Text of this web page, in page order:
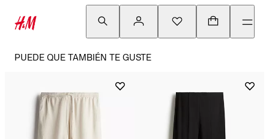
PUEDE QUE TAMBIÉN TE GUSTE